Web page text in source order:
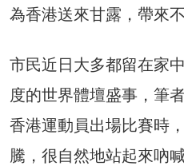
為香港送來甘露，帶來
市民近日大多都留在家
度的世界體壇盛事，筆
香港運動員出場比賽時
騰，很自然地站起來吶